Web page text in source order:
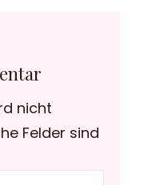
nicht
Felder sind